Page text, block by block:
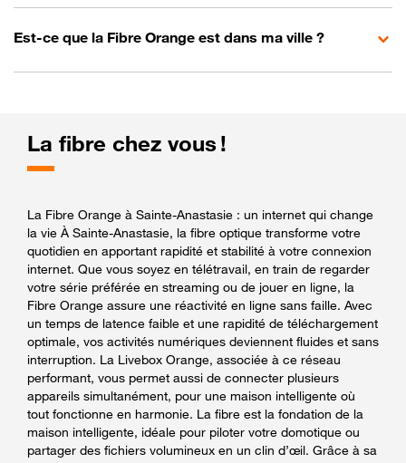
Est-ce que la Fibre Orange est dans ma ville ?
La fibre chez vous !
La Fibre Orange à Sainte-Anastasie : un internet qui change
la vie À Sainte-Anastasie, la fibre optique transforme votre
quotidien en apportant rapidité et stabilité à votre connexion
internet. Que vous soyez en télétravail, en train de regarder
votre série préférée en streaming ou de jouer en ligne, la
Fibre Orange assure une réactivité en ligne sans faille. Avec
un temps de latence faible et une rapidité de téléchargement
optimale, vos activités numériques deviennent fluides et sans
interruption. La Livebox Orange, associée à ce réseau
performant, vous permet aussi de connecter plusieurs
appareils simultanément, pour une maison intelligente où
tout fonctionne en harmonie. La fibre est la fondation de la
maison intelligente, idéale pour piloter votre domotique ou
partager des fichiers volumineux en un clin d’œil. Grâce à sa